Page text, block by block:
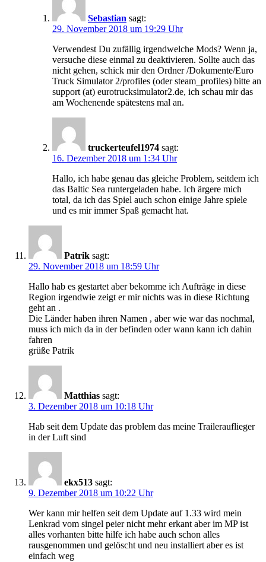
Sebastian sagt:
29. November 2018 um 19:29 Uhr
Verwendest Du zufällig irgendwelche Mods? Wenn ja,
versuche diese einmal zu deaktivieren. Sollte auch das
nicht gehen, schick mir den Ordner /Dokumente/Euro
Truck Simulator 2/profiles (oder steam_profiles) bitte an
support (at) eurotrucksimulator2.de, ich schau mir das
am Wochenende spätestens mal an.
truckerteufel1974 sagt:
16. Dezember 2018 um 1:34 Uhr
Hallo, ich habe genau das gleiche Problem, seitdem ich
das Baltic Sea runtergeladen habe. Ich ärgere mich
total, da ich das Spiel auch schon einige Jahre spiele
und es mir immer Spaß gemacht hat.
Patrik sagt:
29. November 2018 um 18:59 Uhr
Hallo hab es gestartet aber bekomme ich Aufträge in diese
Region irgendwie zeigt er mir nichts was in diese Richtung
geht an .
Die Länder haben ihren Namen , aber wie war das nochmal,
muss ich mich da in der befinden oder wann kann ich dahin
fahren
grüße Patrik
Matthias sagt:
3. Dezember 2018 um 10:18 Uhr
Hab seit dem Update das problem das meine Trailerauflieger
in der Luft sind
ekx513 sagt:
9. Dezember 2018 um 10:22 Uhr
Wer kann mir helfen seit dem Update auf 1.33 wird mein
Lenkrad vom singel peier nicht mehr erkant aber im MP ist
alles vorhanten bitte hilfe ich habe auch schon alles
rausgenommen und gelöscht und neu installiert aber es ist
einfach weg